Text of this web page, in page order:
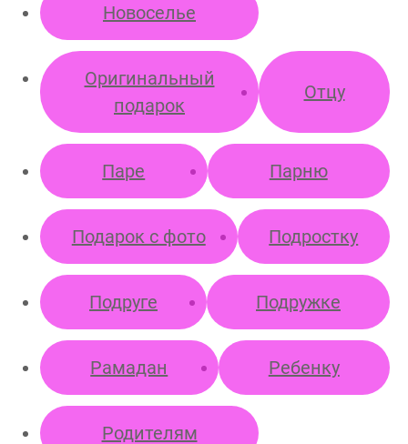
Новоселье
Оригинальный
подарок
Отцу
Паре Парню
Подарок с фото Подростку
Подруге Подружке
Рамадан Ребенку
Родителям